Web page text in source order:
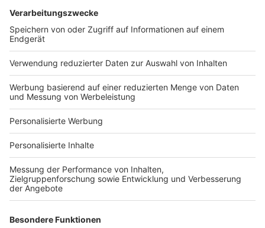
Services
Bauprojekt-Quiz
Häuser-Suche
Hausanbieter-Suche
Bauprojekt-Profil
Für Unternehmen
Ihre Baufirma auf bauen.de
Kostenloses Infogespräch